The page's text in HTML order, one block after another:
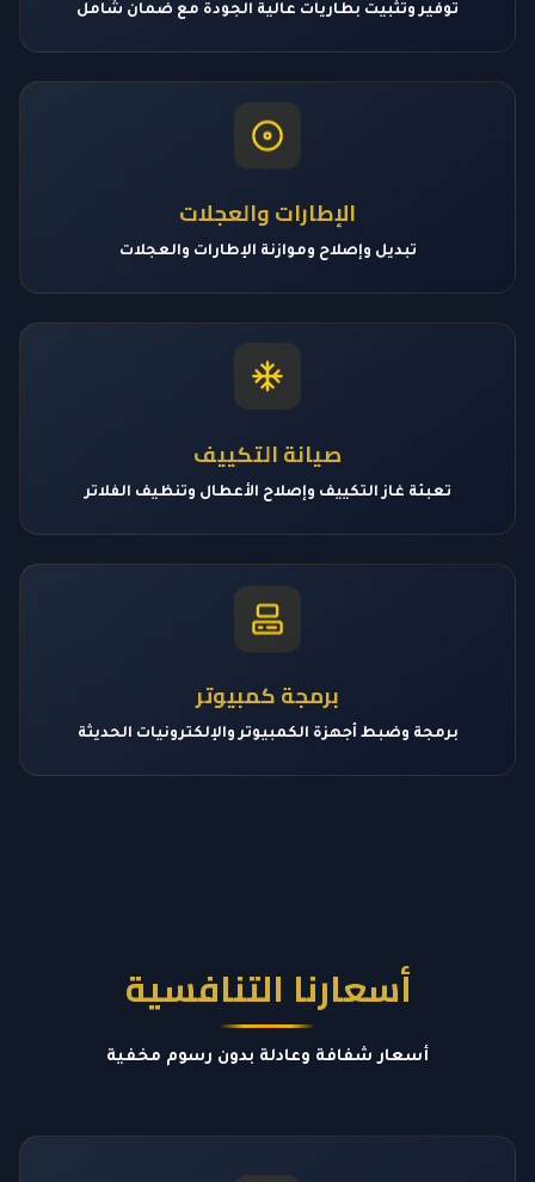
توفير وتثبيت بطاريات عالية الجودة مع ضمان شامل
الإطارات والعجلات
تبديل وإصلاح وموازنة الإطارات والعجلات
صيانة التكييف
تعبئة غاز التكييف وإصلاح الأعطال وتنظيف الفلاتر
برمجة كمبيوتر
برمجة وضبط أجهزة الكمبيوتر والإلكترونيات الحديثة
أسعارنا التنافسية
أسعار شفافة وعادلة بدون رسوم مخفية